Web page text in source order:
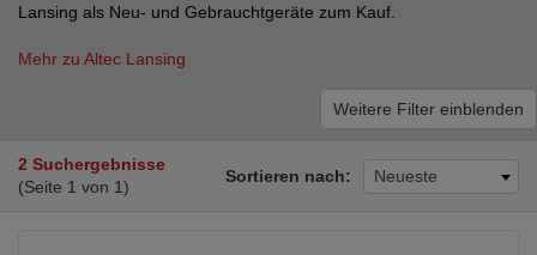
Lansing als Neu- und Gebrauchtgeräte zum Kauf.
Mehr zu Altec Lansing
Weitere Filter einblenden
2 Suchergebnisse
(Seite 1 von 1)
Sortieren nach: Neueste